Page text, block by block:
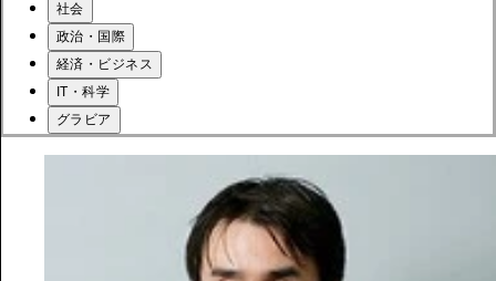
社会
政治・国際
経済・ビジネス
IT・科学
グラビア